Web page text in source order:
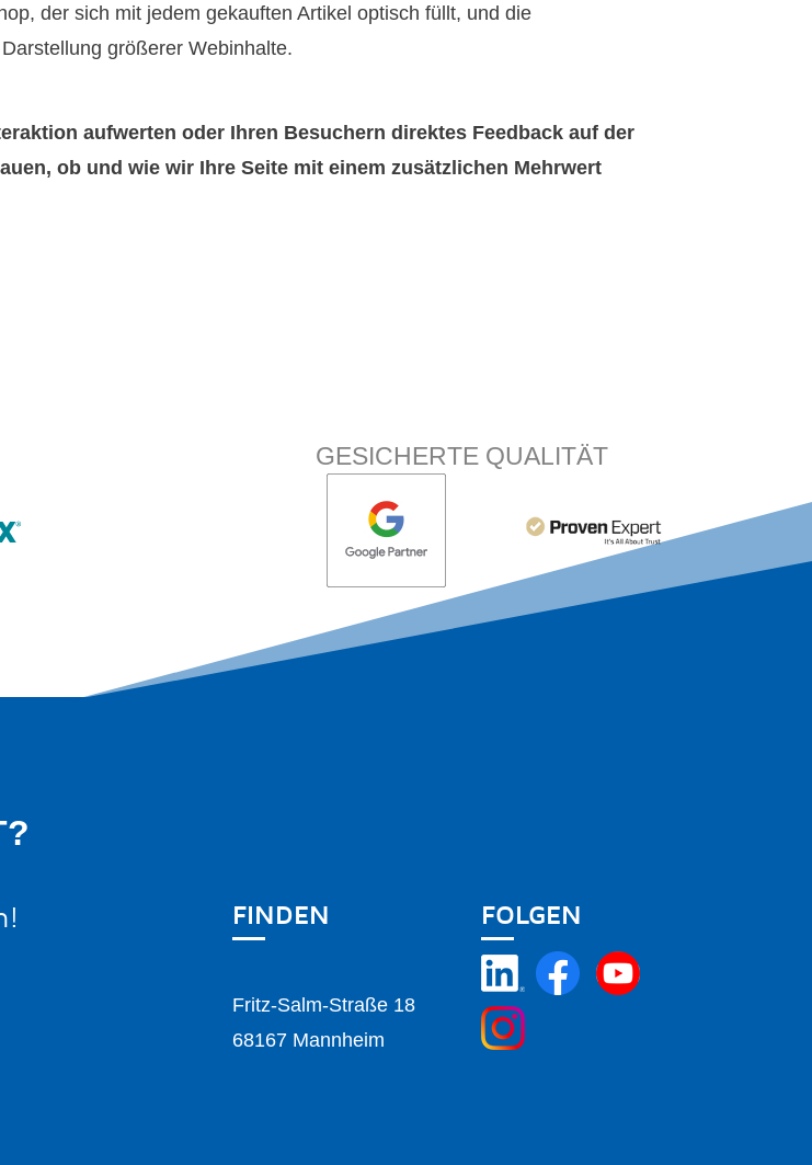
der sich mit jedem gekauften Artikel optisch füllt, und die
größerer Webinhalte.
aufwerten oder Ihren Besuchern direktes Feedback auf der
ob und wie wir Ihre Seite mit einem zusätzlichen Mehrwert
GESICHERTE QUALITÄT
FINDEN
Fritz-Salm-Straße 18
68167 Mannheim
FOLGEN